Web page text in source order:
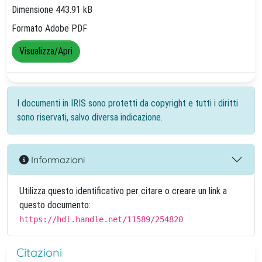
Dimensione 443.91 kB
Formato Adobe PDF
Visualizza/Apri
I documenti in IRIS sono protetti da copyright e tutti i diritti
sono riservati, salvo diversa indicazione.
Informazioni
Utilizza questo identificativo per citare o creare un link a
questo documento:
https://hdl.handle.net/11589/254820
Citazioni